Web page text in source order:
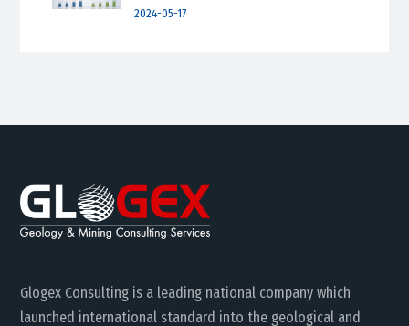
2024-05-17
Glogex Consulting is a leading national company which
launched international standard into the geological and